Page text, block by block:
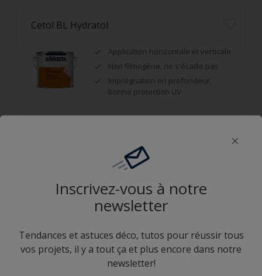
Cetol BL Hydratol
Application horizontale et verticale
Non filmogène, ne s'écaille pas
Imprégnation en profondeur,
bonne protection UV
Cetol HLS Plus
en système impression-finition qui
ne s’écaille pas
Très bonne résistance au U.V.
Inscrivez-vous à notre
newsletter
Tendances et astuces déco, tutos pour réussir tous
vos projets, il y a tout ça et plus encore dans notre
newsletter!